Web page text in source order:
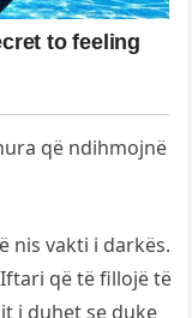
që ndihmojnë
nis vakti i darkës.
që të fillojë të
i duhet se duke